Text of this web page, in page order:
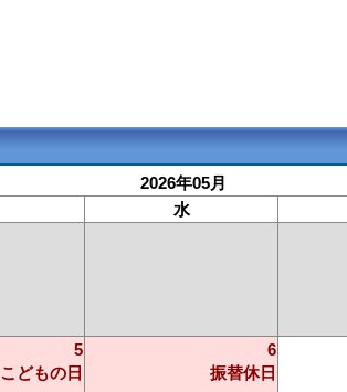
2026年05月
水
5
こどもの日
6
振替休日